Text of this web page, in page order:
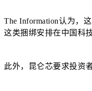
The Information认为，
这类捆绑安排在中国科
此外，昆仑芯要求投资